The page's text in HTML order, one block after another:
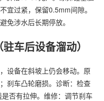
宜过紧，保留0.5mm间隙。
免涉水后长期停放。
车后设备溜动）
设备在斜坡上仍会移动。原
刹车凸轮磨损。诊断：检查
否有拉伸。维修：调节刹车